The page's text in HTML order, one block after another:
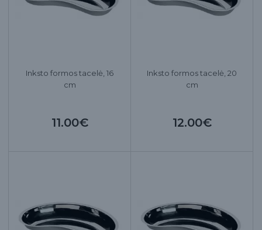
Inksto formos tacelė, 16
cm
11.00€
Inksto formos tacelė, 20
cm
12.00€